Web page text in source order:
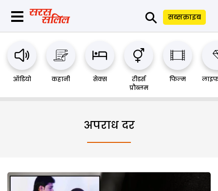
⚲ सब्सक्राइब
ऑडियो कहानी सेक्स
रीडर्स
प्रौब्लम
फिल्म
अपराध दर